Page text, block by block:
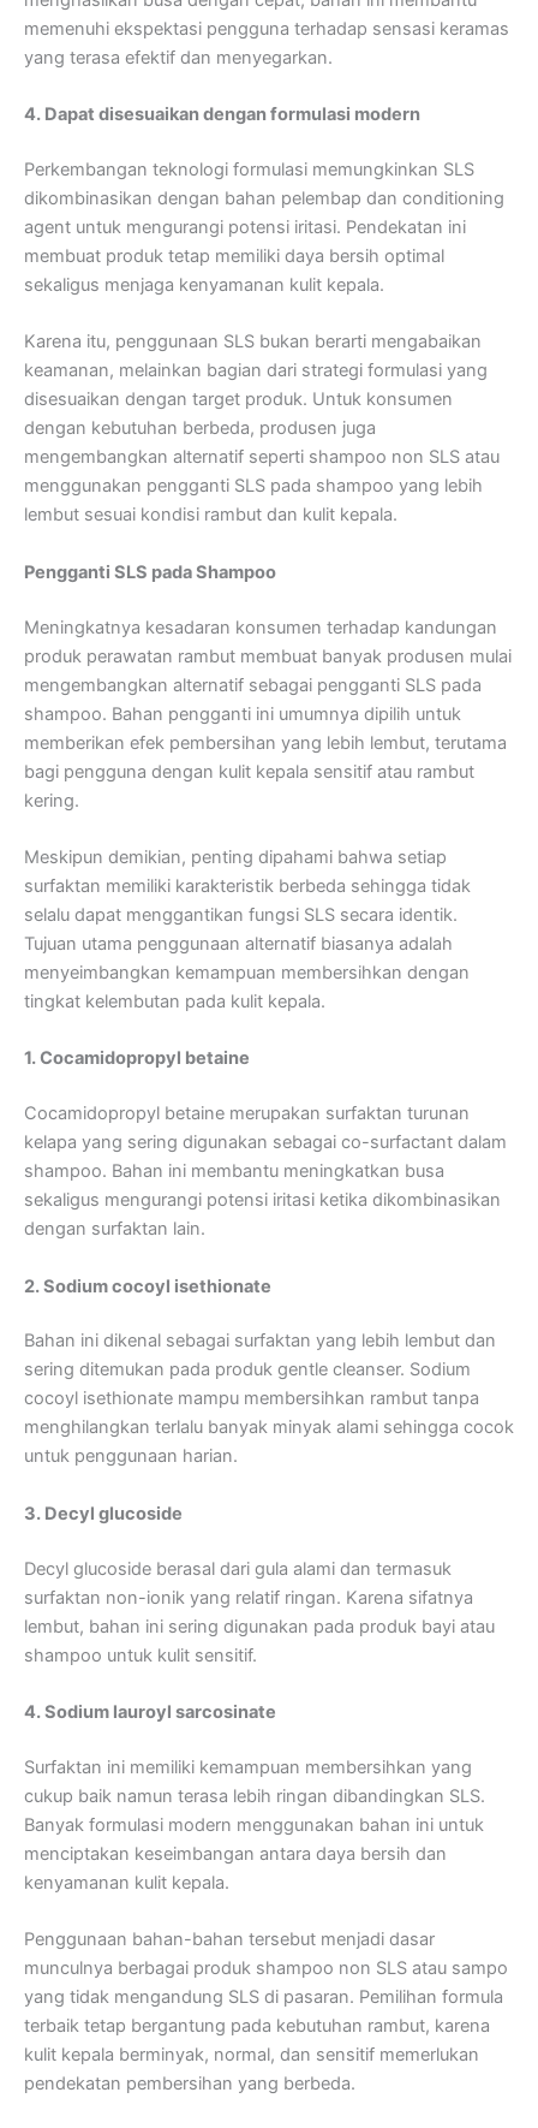
memenuhi ekspektasi pengguna terhadap sensasi keramas
yang terasa efektif dan menyegarkan.
4. Dapat disesuaikan dengan formulasi modern
Perkembangan teknologi formulasi memungkinkan SLS
dikombinasikan dengan bahan pelembap dan conditioning
agent untuk mengurangi potensi iritasi. Pendekatan ini
membuat produk tetap memiliki daya bersih optimal
sekaligus menjaga kenyamanan kulit kepala.
Karena itu, penggunaan SLS bukan berarti mengabaikan
keamanan, melainkan bagian dari strategi formulasi yang
disesuaikan dengan target produk. Untuk konsumen
dengan kebutuhan berbeda, produsen juga
mengembangkan alternatif seperti shampoo non SLS atau
menggunakan pengganti SLS pada shampoo yang lebih
lembut sesuai kondisi rambut dan kulit kepala.
Pengganti SLS pada Shampoo
Meningkatnya kesadaran konsumen terhadap kandungan
produk perawatan rambut membuat banyak produsen mulai
mengembangkan alternatif sebagai pengganti SLS pada
shampoo. Bahan pengganti ini umumnya dipilih untuk
memberikan efek pembersihan yang lebih lembut, terutama
bagi pengguna dengan kulit kepala sensitif atau rambut
kering.
Meskipun demikian, penting dipahami bahwa setiap
surfaktan memiliki karakteristik berbeda sehingga tidak
selalu dapat menggantikan fungsi SLS secara identik.
Tujuan utama penggunaan alternatif biasanya adalah
menyeimbangkan kemampuan membersihkan dengan
tingkat kelembutan pada kulit kepala.
1. Cocamidopropyl betaine
Cocamidopropyl betaine merupakan surfaktan turunan
kelapa yang sering digunakan sebagai co-surfactant dalam
shampoo. Bahan ini membantu meningkatkan busa
sekaligus mengurangi potensi iritasi ketika dikombinasikan
dengan surfaktan lain.
2. Sodium cocoyl isethionate
Bahan ini dikenal sebagai surfaktan yang lebih lembut dan
sering ditemukan pada produk gentle cleanser. Sodium
cocoyl isethionate mampu membersihkan rambut tanpa
menghilangkan terlalu banyak minyak alami sehingga cocok
untuk penggunaan harian.
3. Decyl glucoside
Decyl glucoside berasal dari gula alami dan termasuk
surfaktan non-ionik yang relatif ringan. Karena sifatnya
lembut, bahan ini sering digunakan pada produk bayi atau
shampoo untuk kulit sensitif.
4. Sodium lauroyl sarcosinate
Surfaktan ini memiliki kemampuan membersihkan yang
cukup baik namun terasa lebih ringan dibandingkan SLS.
Banyak formulasi modern menggunakan bahan ini untuk
menciptakan keseimbangan antara daya bersih dan
kenyamanan kulit kepala.
Penggunaan bahan-bahan tersebut menjadi dasar
munculnya berbagai produk shampoo non SLS atau sampo
yang tidak mengandung SLS di pasaran. Pemilihan formula
terbaik tetap bergantung pada kebutuhan rambut, karena
kulit kepala berminyak, normal, dan sensitif memerlukan
pendekatan pembersihan yang berbeda.